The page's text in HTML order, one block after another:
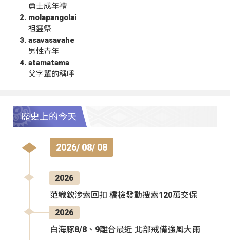
勇士成年禮
molapangolai
祖靈祭
asavasavahe
男性青年
atamatama
父字輩的稱呼
歷史上的今天
2026/ 08/ 08
2026
范織欽涉索回扣 橋檢發動搜索120萬交保
2026
白海豚8/8、9離台最近 北部戒備強風大雨